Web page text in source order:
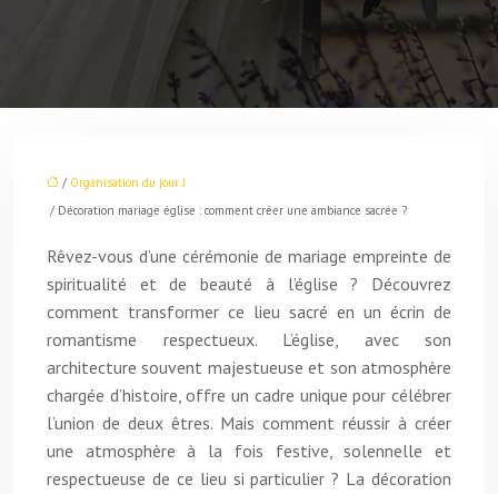
/ Organisation du jour J
/ Décoration mariage église : comment créer une ambiance sacrée ?
Rêvez-vous d’une cérémonie de mariage empreinte de
spiritualité et de beauté à l’église ? Découvrez
comment transformer ce lieu sacré en un écrin de
romantisme respectueux. L’église, avec son
architecture souvent majestueuse et son atmosphère
chargée d’histoire, offre un cadre unique pour célébrer
l’union de deux êtres. Mais comment réussir à créer
une atmosphère à la fois festive, solennelle et
respectueuse de ce lieu si particulier ? La décoration